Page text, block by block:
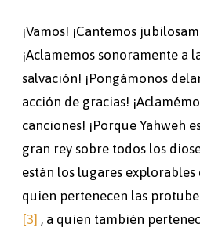
¡Vamos! ¡Cantemos
¡Aclamemos sonoramente a
salvación! ¡Pongámonos
acción de gracias!
canciones! ¡Porque Yahweh
gran rey sobre todos los
están los lugares
quien pertenecen las
[3] , a quien también